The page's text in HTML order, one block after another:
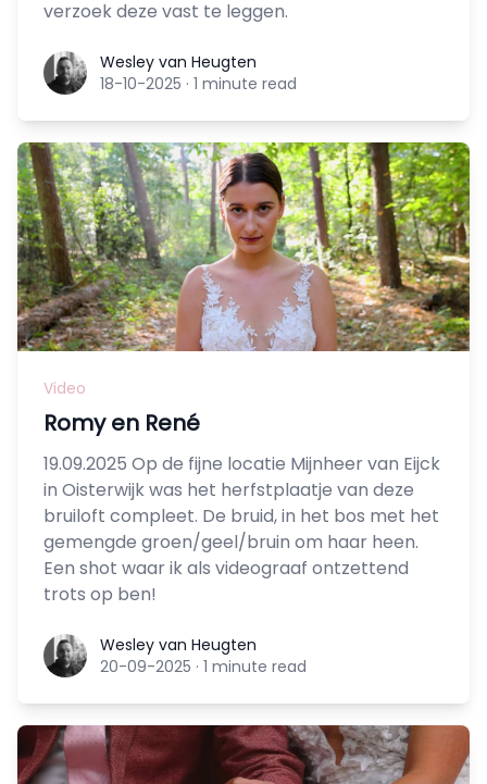
verzoek deze vast te leggen.
Wesley van Heugten
Wesley van Heugten
18-10-2025 · 1 minute read
Video
Romy en René
19.09.2025 Op de fijne locatie Mijnheer van Eijck
in Oisterwijk was het herfstplaatje van deze
bruiloft compleet. De bruid, in het bos met het
gemengde groen/geel/bruin om haar heen.
Een shot waar ik als videograaf ontzettend
trots op ben!
Wesley van Heugten
Wesley van Heugten
20-09-2025 · 1 minute read